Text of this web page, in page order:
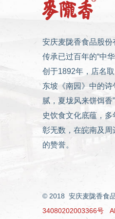
安庆麦陇香食品股份
传承已过百年的“中
创于1892年，店名
东坡《南园》中的诗
腻，夏垅风来饼饵香
史饮食文化底蕴，
彰无数，在皖南及周
的赞誉。
© 2018 安庆麦陇香食
34080202003366号